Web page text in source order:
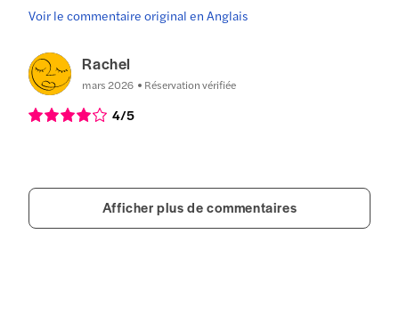
Voir le commentaire original en Anglais
Rachel
mars 2026 Réservation vérifiée
4/5
Afficher plus de commentaires